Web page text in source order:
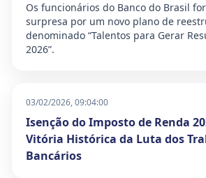
Os funcionários do Banco do Brasil
surpresa por um novo plano de
denominado “Talentos para Gerar
2026”.
03/02/2026, 09:04:00
Isenção do Imposto de Renda
Vitória Histórica da Luta dos
Bancários